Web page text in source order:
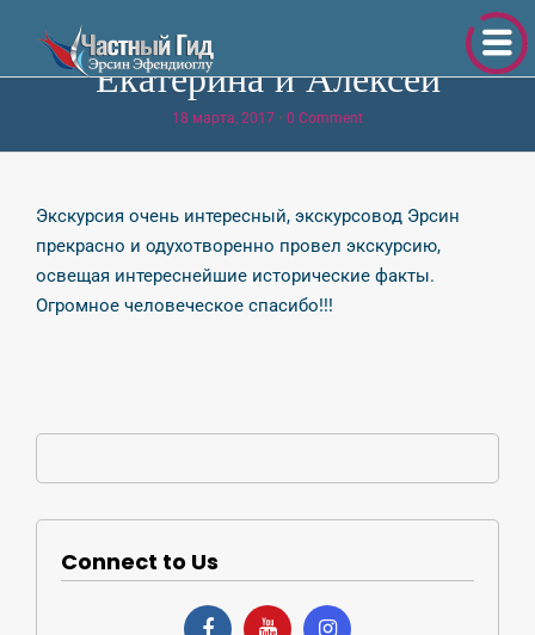
Екатерина и Алексей
18 марта, 2017 • 0 Comment
Экскурсия очень интересный, экскурсовод Эрсин
прекрасно и одухотворенно провел экскурсию,
освещая интереснейшие исторические факты.
Огромное человеческое спасибо!!!
Connect to Us